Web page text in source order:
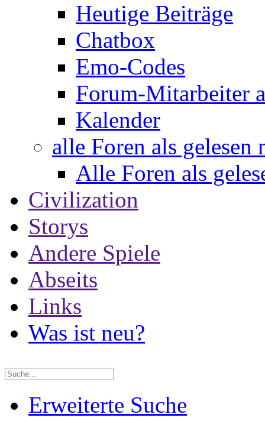
Heutige Beiträge
Chatbox
Emo-Codes
Forum-Mitarbeiter
Kalender
alle Foren als gelesen
Alle Foren als
Civilization
Storys
Andere Spiele
Abseits
Links
Was ist neu?
Erweiterte Suche